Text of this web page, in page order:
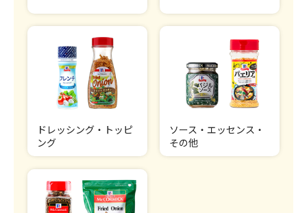
ドレッシング・トッピ
ング
ソース・エッセンス・
その他